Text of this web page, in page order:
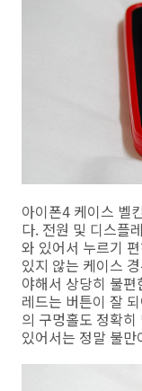
아이폰4 케이스 벨
다. 전원 및 디스플
와 있어서 누르기
있지 않는 케이스
야해서 상당히 불
레드는 버튼이 잘
의 구멍홀도 정확
있어서는 정말 불